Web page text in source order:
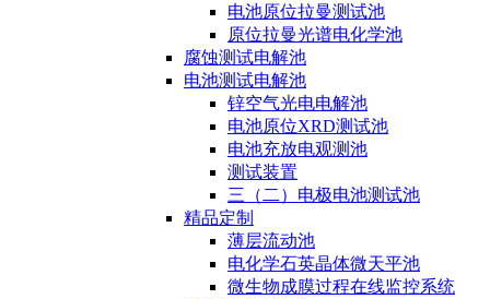
电池原位拉曼测试池
原位拉曼光谱电化学池
腐蚀测试电解池
电池测试电解池
锌空气光电电解池
电池原位XRD测试池
电池充放电观测池
测试装置
三（二）电极电池测试池
精品定制
薄层流动池
电化学石英晶体微天平池
微生物成膜过程在线监控系统